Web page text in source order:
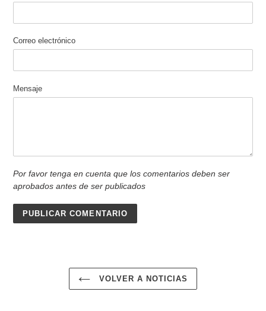
Correo electrónico
Mensaje
Por favor tenga en cuenta que los comentarios deben ser
aprobados antes de ser publicados
VOLVER A NOTICIAS